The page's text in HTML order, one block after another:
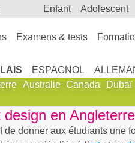
enfant adolescent
Examens & tests
ESPAGNOL
Australie Canada Dubaï
en Angleterre
de donner aux étudiants une